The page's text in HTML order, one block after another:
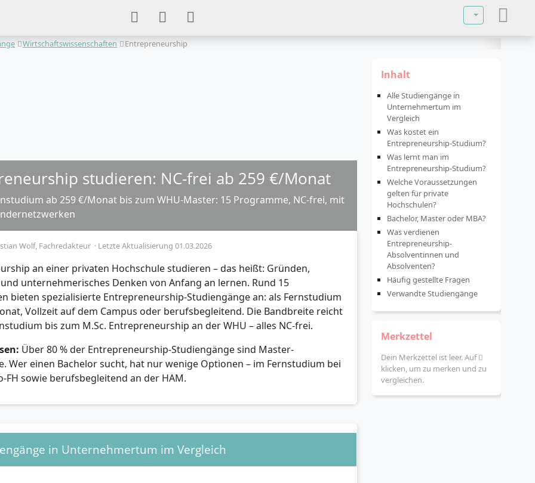
Sprache
Wirtschaftswissenschaften Entrepreneurship
studieren: NC-frei ab 259 €/Monat
ab 259 €/Monat bis zum WHU-Master: 15 Programme, NC-frei, mit
Wolf, Fachredakteur · Letzte Aktualisierung 01.03.2026
an einer privaten Hochschule studieren – das heißt: Gründen,
unternehmerisches Denken von Anfang an lernen. Rund 15
bieten spezialisierte Entrepreneurship-Studiengänge an: als Fernstudium
Vollzeit auf dem Campus oder berufsbegleitend. Die Bandbreite reicht
bis zum M.Sc. Entrepreneurship an der WHU – alles NC-frei.
Über 80 % der Entrepreneurship-Studiengänge sind Master-
Wer einen Bachelor sucht, hat nur wenige Optionen – im Fernstudium bei
FH sowie berufsbegleitend an der HAM.
in Unternehmertum im Vergleich
Inhalt
Alle Studiengänge in
Unternehmertum im
Vergleich
Was kostet ein
Entrepreneurship-Studium?
Was lernt man im
Entrepreneurship-Studium?
Welche Voraussetzungen
gelten für private
Hochschulen?
Bachelor, Master oder MBA?
Was verdienen
Entrepreneurship-
Absolventinnen und
Absolventen?
Häufig gestellte Fragen
Verwandte Studiengänge
Merkzettel
Dein Merkzettel ist leer. Auf
klicken, um zu merken und zu
vergleichen.